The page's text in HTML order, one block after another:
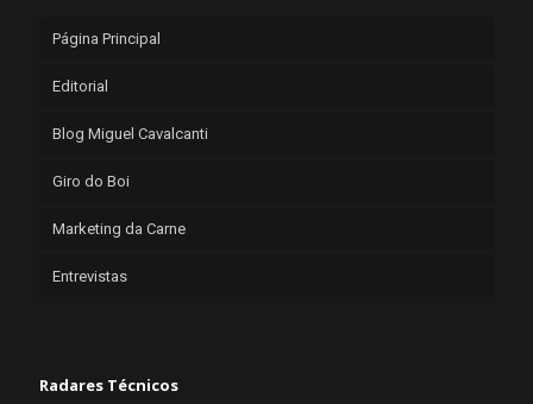
Página Principal
Editorial
Blog Miguel Cavalcanti
Giro do Boi
Marketing da Carne
Entrevistas
Radares Técnicos